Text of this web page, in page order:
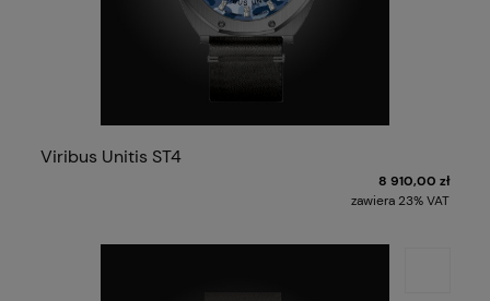
Viribus Unitis ST4
8 910,00 zł
zawiera 23% VAT